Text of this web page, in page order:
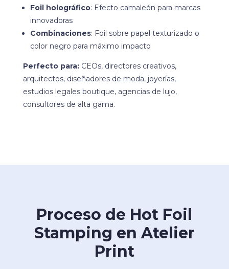
Foil holográfico: Efecto camaleón para marcas
innovadoras
Combinaciones: Foil sobre papel texturizado o
color negro para máximo impacto
Perfecto para: CEOs, directores creativos,
arquitectos, diseñadores de moda, joyerías,
estudios legales boutique, agencias de lujo,
consultores de alta gama.
Proceso de Hot Foil
Stamping en Atelier
Print